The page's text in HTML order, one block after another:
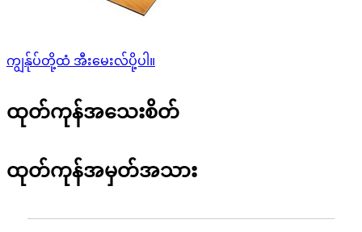
ကျွန်ုပ်တို့ထံ အီးမေးလ်ပို့ပါ။
ထုတ်ကုန်အသေးစိတ်
ထုတ်ကုန်အမှတ်အသား